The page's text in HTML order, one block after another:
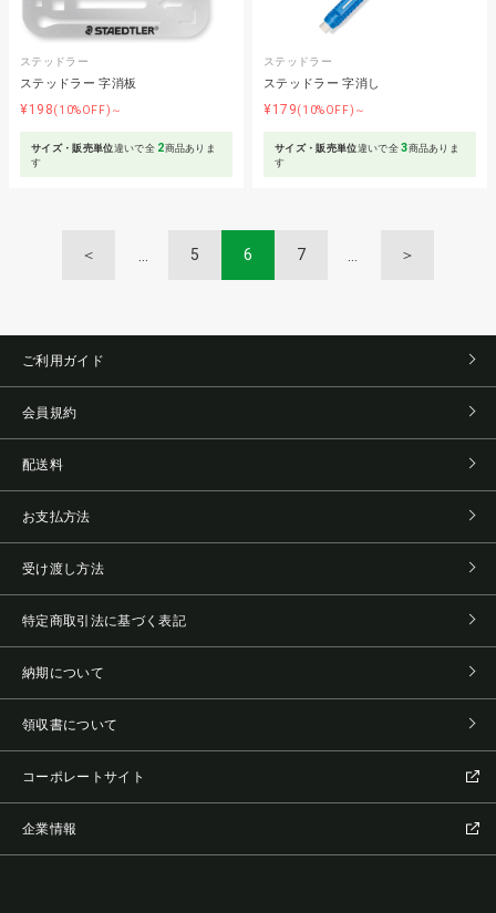
ステッドラー
ステッドラー 字消板
¥198(10%OFF)～
サイズ・販売単位違いで全 2商品ありま
す
ステッドラー
ステッドラー 字消し
¥179(10%OFF)～
サイズ・販売単位違いで全3商品ありま
す
＜ 5 6 7 ＞
ご利用ガイド
会員規約
配送料
お支払方法
受け渡し方法
特定商取引法に基づく表記
納期について
領収書について
コーポレートサイト
企業情報